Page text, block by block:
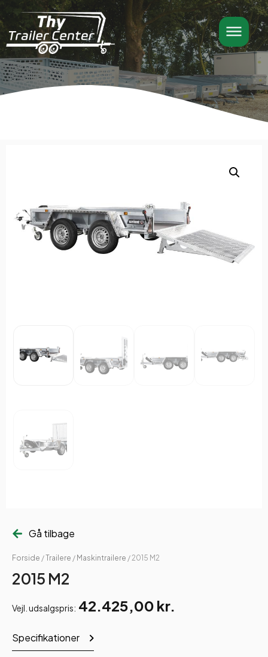
Gå tilbage
Forside /Trailere / Maskintrailere / 2015 M2
2015 M2
Vejl. udsalgspris: 42.425,00 kr.
Specifikationer